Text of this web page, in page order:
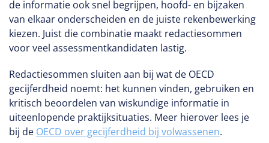
de informatie ook snel begrijpen, hoofd- en bijzaken
van elkaar onderscheiden en de juiste rekenbewerking
kiezen. Juist die combinatie maakt redactiesommen
voor veel assessmentkandidaten lastig.
Redactiesommen sluiten aan bij wat de OECD
gecijferdheid noemt: het kunnen vinden, gebruiken en
kritisch beoordelen van wiskundige informatie in
uiteenlopende praktijksituaties. Meer hierover lees je
bij de OECD over gecijferdheid bij volwassenen.